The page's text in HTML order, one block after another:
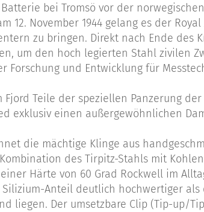
bei Tromsö vor der
12. November 1944 gelang es der
zu bringen. Direkt nach Ende des
um den hoch legierten Stahl zivilen
und Entwicklung für
Teile der speziellen Panzerung
exklusiv einen außergewöhnlichen
die mächtige Klinge aus
des Tirpitz-Stahls mit
Härte von 60 Grad Rockwell im
Anteil deutlich hochwertiger
liegen. Der umsetzbare Clip (Tip-up/